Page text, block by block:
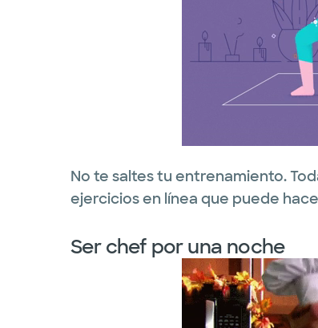
No te saltes tu entrenamiento.
ejercicios en línea que puede
Ser chef por una noche